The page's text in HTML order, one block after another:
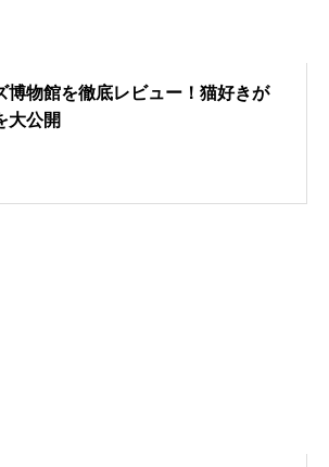
博物館を徹底レビュー！猫好きが
大公開